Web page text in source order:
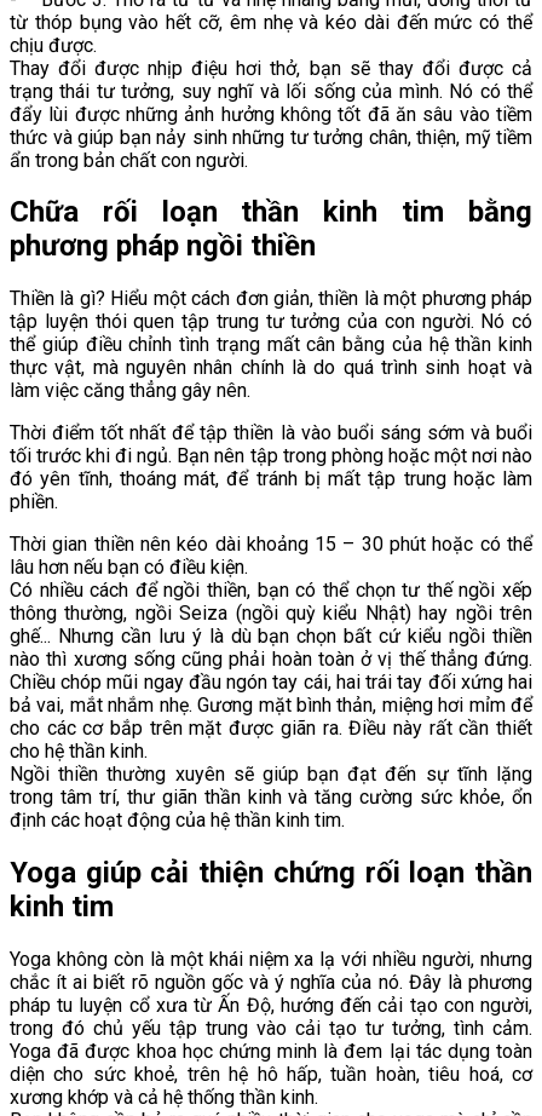
từ thóp bụng vào hết cỡ, êm nhẹ và kéo dài đến mức có thể
chịu được.
Thay đổi được nhịp điệu hơi thở, bạn sẽ thay đổi được cả
trạng thái tư tưởng, suy nghĩ và lối sống của mình. Nó có thể
đẩy lùi được những ảnh hưởng không tốt đã ăn sâu vào tiềm
thức và giúp bạn nảy sinh những tư tưởng chân, thiện, mỹ tiềm
ẩn trong bản chất con người.
Chữa rối loạn thần kinh tim bằng
phương pháp ngồi thiền
Thiền là gì? Hiểu một cách đơn giản, thiền là một phương pháp
tập luyện thói quen tập trung tư tưởng của con người. Nó có
thể giúp điều chỉnh tình trạng mất cân bằng của hệ thần kinh
thực vật, mà nguyên nhân chính là do quá trình sinh hoạt và
làm việc căng thẳng gây nên.
Thời điểm tốt nhất để tập thiền là vào buổi sáng sớm và buổi
tối trước khi đi ngủ. Bạn nên tập trong phòng hoặc một nơi nào
đó yên tĩnh, thoáng mát, để tránh bị mất tập trung hoặc làm
phiền.
Thời gian thiền nên kéo dài khoảng 15 – 30 phút hoặc có thể
lâu hơn nếu bạn có điều kiện.
Có nhiều cách để ngồi thiền, bạn có thể chọn tư thế ngồi xếp
thông thường, ngồi Seiza (ngồi quỳ kiểu Nhật) hay ngồi trên
ghế... Nhưng cần lưu ý là dù bạn chọn bất cứ kiểu ngồi thiền
nào thì xương sống cũng phải hoàn toàn ở vị thế thẳng đứng.
Chiều chóp mũi ngay đầu ngón tay cái, hai trái tay đối xứng hai
bả vai, mắt nhắm nhẹ. Gương mặt bình thản, miệng hơi mỉm để
cho các cơ bắp trên mặt được giãn ra. Điều này rất cần thiết
cho hệ thần kinh.
Ngồi thiền thường xuyên sẽ giúp bạn đạt đến sự tĩnh lặng
trong tâm trí, thư giãn thần kinh và tăng cường sức khỏe, ổn
định các hoạt động của hệ thần kinh tim.
Yoga giúp cải thiện chứng rối loạn thần
kinh tim
Yoga không còn là một khái niệm xa lạ với nhiều người, nhưng
chắc ít ai biết rõ nguồn gốc và ý nghĩa của nó. Đây là phương
pháp tu luyện cổ xưa từ Ấn Độ, hướng đến cải tạo con người,
trong đó chủ yếu tập trung vào cải tạo tư tưởng, tình cảm.
Yoga đã được khoa học chứng minh là đem lại tác dụng toàn
diện cho sức khoẻ, trên hệ hô hấp, tuần hoàn, tiêu hoá, cơ
xương khớp và cả hệ thống thần kinh.